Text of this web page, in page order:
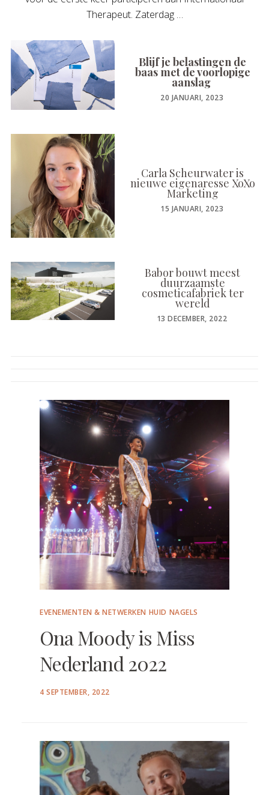
Therapeut. Zaterdag …
Blijf je belastingen de
baas met de voorlopige
aanslag
POSTED
20 JANUARI, 2023
Carla Scheurwater is
nieuwe eigenaresse XoXo
Marketing
POSTED
15 JANUARI, 2023
Babor bouwt meest
duurzaamste
cosmeticafabriek ter
wereld
POSTED
13 DECEMBER, 2022
EVENEMENTEN & NETWERKEN HUID NAGELS
Ona Moody is Miss
Nederland 2022
POSTED
4 SEPTEMBER, 2022